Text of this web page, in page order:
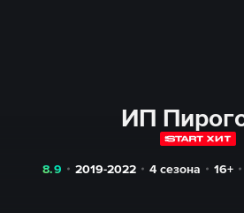
ИП
8.9 2019-2022 4 сезона 16+